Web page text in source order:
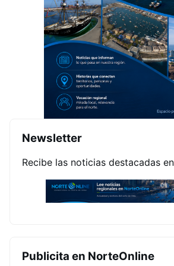
Newsletter
Recibe las noticias destacadas
Publicita en NorteOnline